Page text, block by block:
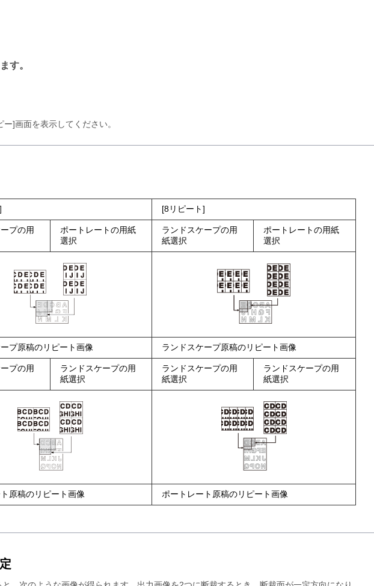
す。
ー 画面を表示してください。
8リピート
プの用
ポートレートの用紙
選択
ランドスケープの用
紙選択
ポートレートの用紙
選択
プ原稿のリピート画像 ランドスケープ原稿のリピート画像
プの用
ランドスケープの用
紙選択
ランドスケープの用
紙選択
ランドスケープの用
紙選択
原稿のリピート画像 ポートレート原稿のリピート画像